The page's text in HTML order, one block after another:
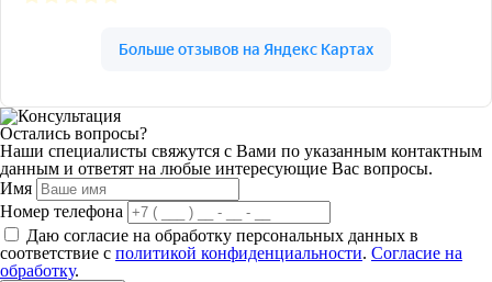
Остались вопросы?
Наши специалисты свяжутся с Вами по указанным контактным
данным и ответят на любые интересующие Вас вопросы.
Имя
Номер телефона
Даю согласие на обработку персональных данных в
соответствие с политикой конфиденциальности. Согласие на
обработку.